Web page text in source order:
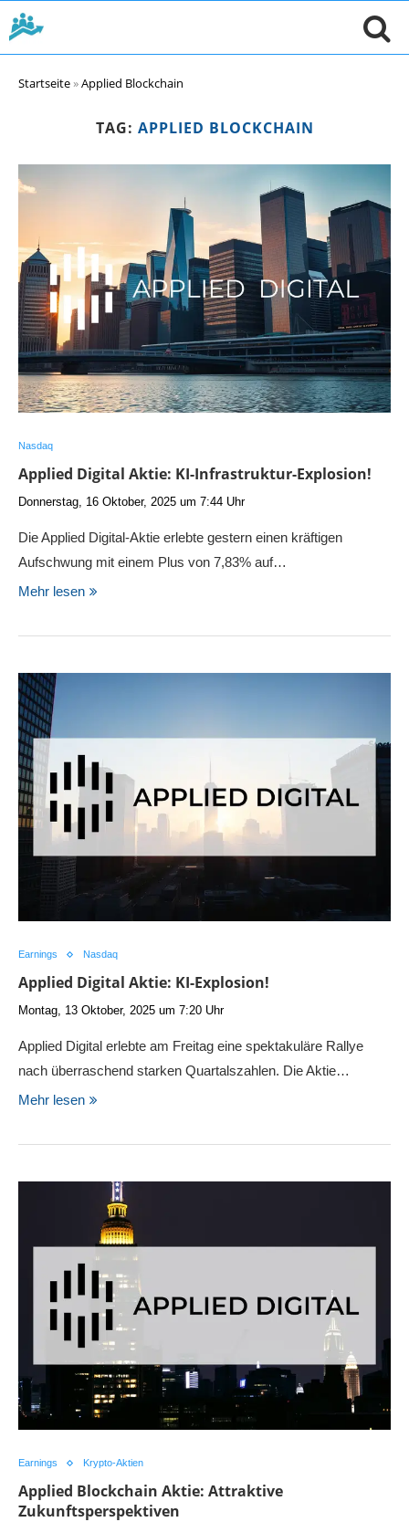
Startseite»Applied Blockchain
TAG: APPLIED BLOCKCHAIN
Nasdaq
Applied Digital Aktie: KI-Infrastruktur-Explosion!
Donnerstag, 16 Oktober, 2025 um 7:44 Uhr
Die Applied Digital-Aktie erlebte gestern einen kräftigen
Aufschwung mit einem Plus von 7,83% auf…
Mehr lesen
Earnings Nasdaq
Applied Digital Aktie: KI-Explosion!
Montag, 13 Oktober, 2025 um 7:20 Uhr
Applied Digital erlebte am Freitag eine spektakuläre Rallye
nach überraschend starken Quartalszahlen. Die Aktie…
Mehr lesen
Earnings Krypto-Aktien
Applied Blockchain Aktie: Attraktive
Zukunftsperspektiven